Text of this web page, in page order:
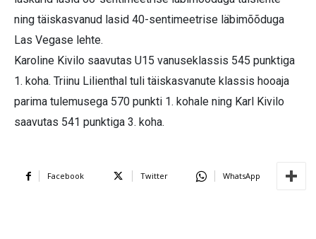
ning täiskasvanud lasid 40-sentimeetrise läbimõõduga
Las Vegase lehte.
Karoline Kivilo saavutas U15 vanuseklassis 545 punktiga
1. koha. Triinu Lilienthal tuli täiskasvanute klassis hooaja
parima tulemusega 570 punkti 1. kohale ning Karl Kivilo
saavutas 541 punktiga 3. koha.
Facebook Twitter WhatsApp